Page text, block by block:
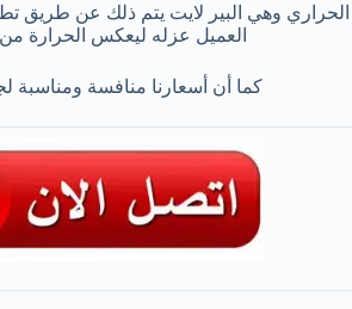
الحراري وهي البير لايت يتم ذلك عن طريق
العميل عزله ليعكس الحرارة
كما أن أسعارنا منافسة ومناسبة